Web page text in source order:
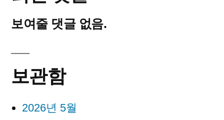
보여줄 댓글 없음.
보관함
2026년 5월